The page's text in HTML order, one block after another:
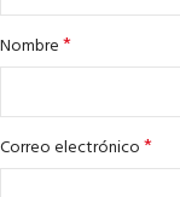
Nombre*
Correo electrónico*